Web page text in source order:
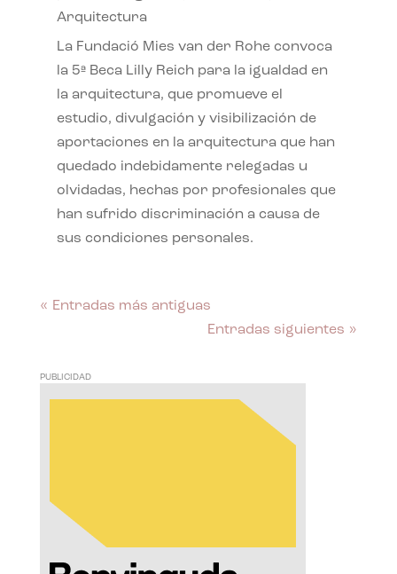
Arquitectura
La Fundació Mies van der Rohe convoca
la 5ª Beca Lilly Reich para la igualdad en
la arquitectura, que promueve el
estudio, divulgación y visibilización de
aportaciones en la arquitectura que han
quedado indebidamente relegadas u
olvidadas, hechas por profesionales que
han sufrido discriminación a causa de
sus condiciones personales.
« Entradas más antiguas
Entradas siguientes »
PUBLICIDAD